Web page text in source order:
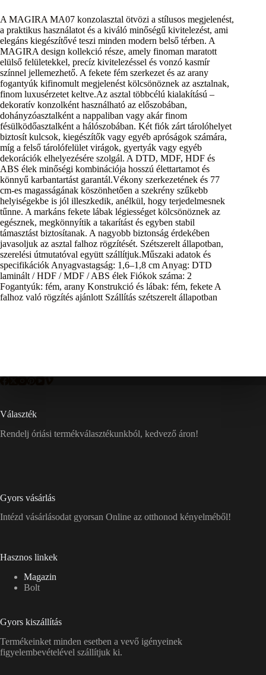
A MAGIRA MA07 konzolasztal ötvözi a stílusos megjelenést,
a praktikus használatot és a kiváló minőségű kivitelezést, ami
elegáns kiegészítővé teszi minden modern belső térben. A
MAGIRA design kollekció része, amely finoman maratott
elülső felületekkel, precíz kivitelezéssel és vonzó kasmír
színnel jellemezhető. A fekete fém szerkezet és az arany
fogantyúk kifinomult megjelenést kölcsönöznek az asztalnak,
finom luxusérzetet keltve.Az asztal többcélú kialakítású –
dekoratív konzolként használható az előszobában,
dohányzóasztalként a nappaliban vagy akár finom
fésülködőasztalként a hálószobában. Két fiók zárt tárolóhelyet
biztosít kulcsok, kiegészítők vagy egyéb apróságok számára,
míg a felső tárolófelület virágok, gyertyák vagy egyéb
dekorációk elhelyezésére szolgál. A DTD, MDF, HDF és
ABS élek minőségi kombinációja hosszú élettartamot és
könnyű karbantartást garantál.Vékony szerkezetének és 77
cm-es magasságának köszönhetően a szekrény szűkebb
helyiségekbe is jól illeszkedik, anélkül, hogy terjedelmesnek
tűnne. A markáns fekete lábak légiességet kölcsönöznek az
egésznek, megkönnyítik a takarítást és egyben stabil
támasztást biztosítanak. A nagyobb biztonság érdekében
javasoljuk az asztal falhoz rögzítését. Szétszerelt állapotban,
szerelési útmutatóval együtt szállítjuk.Műszaki adatok és
specifikációk Anyagvastagság: 1,6–1,8 cm Anyag: DTD
laminált / HDF / MDF / ABS élek Fiókok száma: 2
Fogantyúk: fém, arany Konstrukció és lábak: fém, fekete A
falhoz való rögzítés ajánlott Szállítás szétszerelt állapotban
Választék
Rendelj óriási termékválasztékunkból, kedvező áron!
Gyors vásárlás
Intézd vásárlásodat gyorsan Online az otthonod kényelméből!
Hasznos linkek
Magazin
Bolt
Gyors kiszállítás
Termékeinket minden esetben a vevő igényeinek
figyelembevételével szállítjuk ki.